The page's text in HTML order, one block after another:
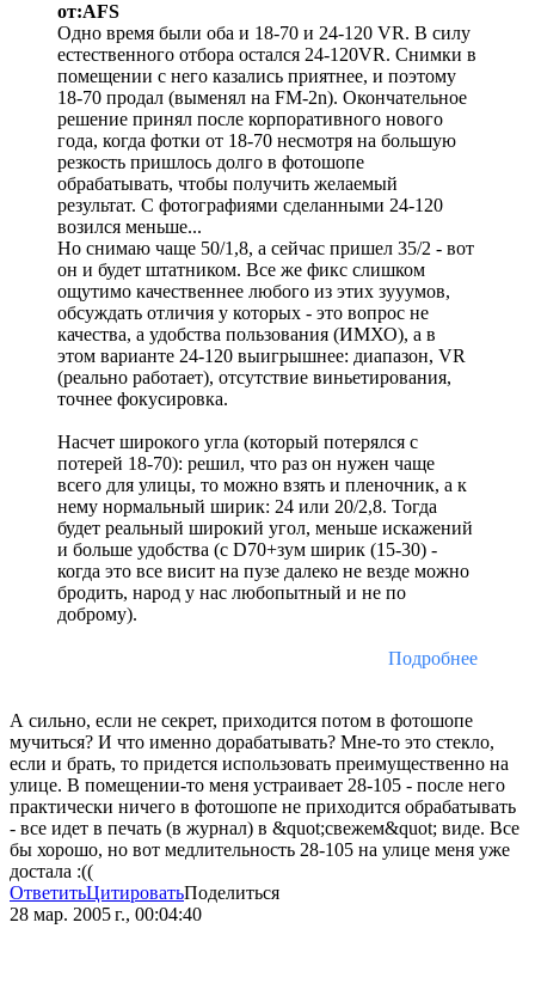
от:AFS
Одно время были оба и 18-70 и 24-120 VR. В силу
естественного отбора остался 24-120VR. Снимки в
помещении с него казались приятнее, и поэтому
18-70 продал (выменял на FM-2n). Окончательное
решение принял после корпоративного нового
года, когда фотки от 18-70 несмотря на большую
резкость пришлось долго в фотошопе
обрабатывать, чтобы получить желаемый
результат. С фотографиями сделанными 24-120
возился меньше...
Но снимаю чаще 50/1,8, а сейчас пришел 35/2 - вот
он и будет штатником. Все же фикс слишком
ощутимо качественнее любого из этих зууумов,
обсуждать отличия у которых - это вопрос не
качества, а удобства пользования (ИМХО), а в
этом варианте 24-120 выигрышнее: диапазон, VR
(реально работает), отсутствие виньетирования,
точнее фокусировка.
Насчет широкого угла (который потерялся с
потерей 18-70): решил, что раз он нужен чаще
всего для улицы, то можно взять и пленочник, а к
нему нормальный ширик: 24 или 20/2,8. Тогда
будет реальный широкий угол, меньше искажений
и больше удобства (с D70+зум ширик (15-30) -
когда это все висит на пузе далеко не везде можно
бродить, народ у нас любопытный и не по
доброму).
Подробнее
А сильно, если не секрет, приходится потом в фотошопе
мучиться? И что именно дорабатывать? Мне-то это стекло,
если и брать, то придется использовать преимущественно на
улице. В помещении-то меня устраивает 28-105 - после него
практически ничего в фотошопе не приходится обрабатывать
- все идет в печать (в журнал) в &quot;свежем&quot; виде. Все
бы хорошо, но вот медлительность 28-105 на улице меня уже
достала :((
ОтветитьЦитироватьПоделиться
28 мар. 2005 г., 00:04:40